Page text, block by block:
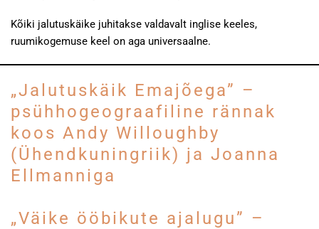
Kõiki jalutuskäike juhitakse valdavalt inglise keeles,
ruumikogemuse keel on aga universaalne.
„Jalutuskäik Emajõega” –
psühhogeograafiline rännak
koos Andy Willoughby
(Ühendkuningriik) ja Joanna
Ellmanniga
„Väike ööbikute ajalugu” –